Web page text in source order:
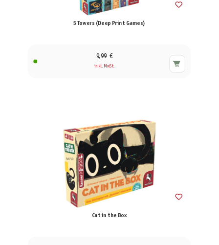
5 Towers (Deep Print Games)
9,99 €
inkl. MwSt.
Cat in the Box